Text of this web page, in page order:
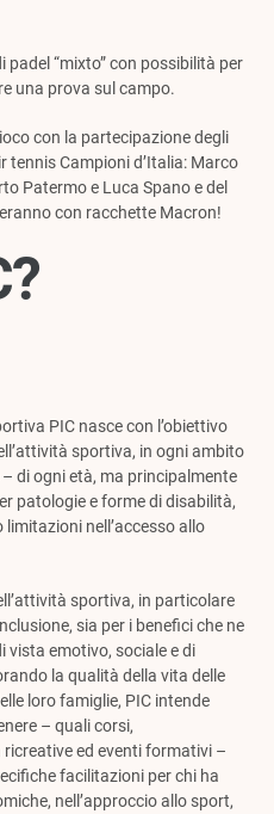
padel “mixto” con possibilità per
una prova sul campo.
con la partecipazione degli
tennis Campioni d’Italia: Marco
Patermo e Luca Spano e del
con racchette Macron!
PIC nasce con l’obiettivo
sportiva, in ogni ambito
di ogni età, ma principalmente
patologie e forme di disabilità,
nell’accesso allo
sportiva, in particolare
sia per i benefici che ne
vista emotivo, sociale e di
la qualità della vita delle
loro famiglie, PIC intende
– quali corsi,
ed eventi formativi –
facilitazioni per chi ha
nell’approccio allo sport,